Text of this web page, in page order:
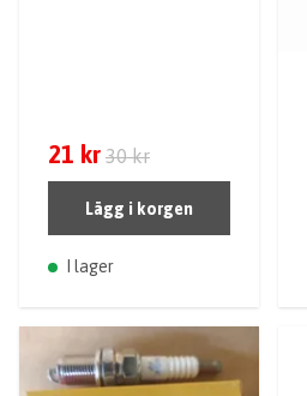
21 kr 30 kr
Lägg i korgen
I lager